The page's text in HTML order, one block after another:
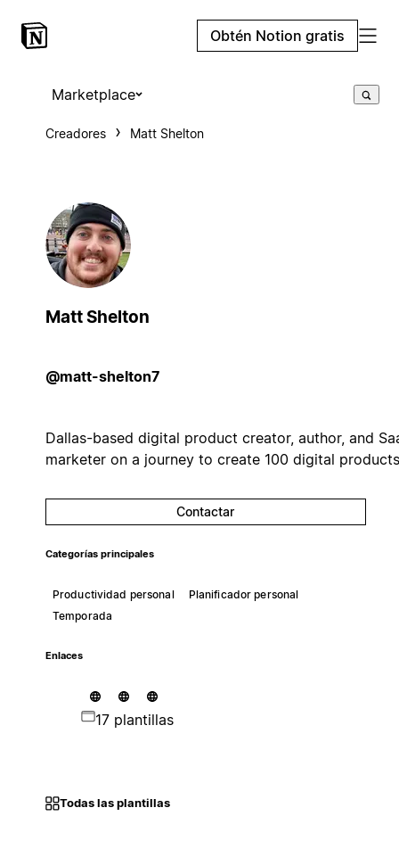
Obtén Notion gratis
Marketplace
Creadores Matt Shelton
Matt Shelton
@matt-shelton7
Dallas-based digital product creator, author, and
marketer on a journey to create 100 digital
Contactar
Categorías principales
Productividad personal
Planificador personal
Temporada
Enlaces
17 plantillas
Todas las plantillas